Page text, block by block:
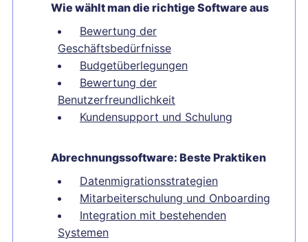
Wie wählt man die richtige Software aus
Bewertung der
Geschäftsbedürfnisse
Budgetüberlegungen
Bewertung der
Benutzerfreundlichkeit
Kundensupport und Schulung
Abrechnungssoftware: Beste Praktiken
Datenmigrationsstrategien
Mitarbeiterschulung und Onboarding
Integration mit bestehenden
Systemen